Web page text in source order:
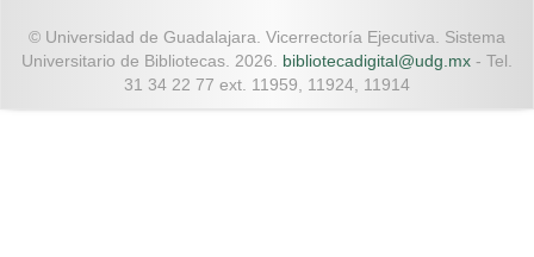
© Universidad de Guadalajara. Vicerrectoría Ejecutiva. Sistema
Universitario de Bibliotecas. 2026. bibliotecadigital@udg.mx - Tel.
31 34 22 77 ext. 11959, 11924, 11914